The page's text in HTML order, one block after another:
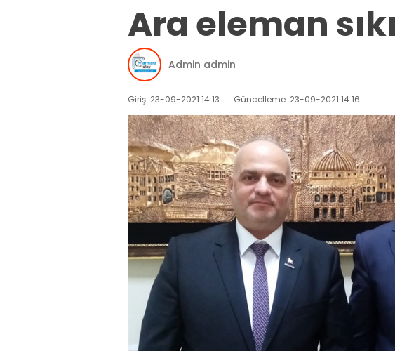
Ara eleman
Admin admin
Giriş: 23-09-2021 14:13 Güncelleme: 23-09-2021 14:16